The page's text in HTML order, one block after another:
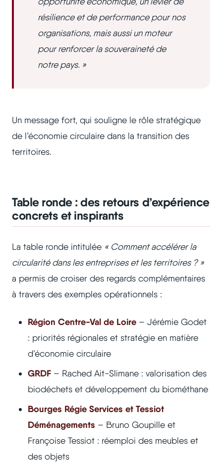
résilience et de performance pour nos
organisations, mais aussi un moteur
pour renforcer la souveraineté de
notre pays. »
Un message fort, qui souligne le rôle stratégique
de l’économie circulaire dans la transition des
territoires.
Table ronde : des retours d’expérience
concrets et inspirants
La table ronde intitulée « Comment accélérer la
circularité dans les entreprises et les territoires ? »
a permis de croiser des regards complémentaires
à travers des exemples opérationnels :
Région Centre-Val de Loire – Jérémie Godet
: priorités régionales et stratégie en matière
d’économie circulaire
GRDF – Rached Ait-Slimane : valorisation des
biodéchets et développement du biométhane
Bourges Régie Services et Tessiot
Déménagements – Bruno Goupille et
Françoise Tessiot : réemploi des meubles et
des objets